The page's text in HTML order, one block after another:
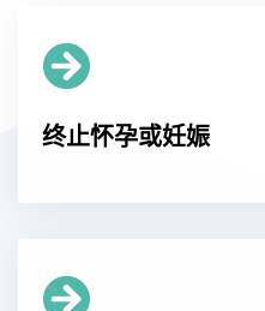
终止怀孕或妊娠